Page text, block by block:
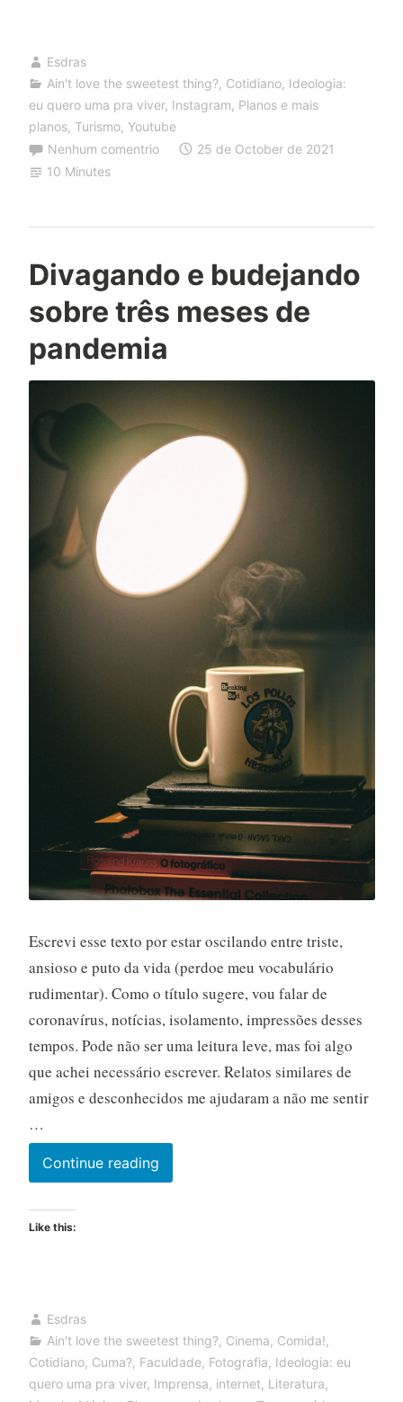
Esdras
Ain't love the sweetest thing?, Cotidiano, Ideologia:
eu quero uma pra viver, Instagram, Planos e mais
planos, Turismo, Youtube
Nenhum comentrio
25 de October de 2021
10 Minutes
Divagando e budejando
sobre três meses de
pandemia
Escrevi esse texto por estar oscilando entre triste,
ansioso e puto da vida (perdoe meu vocabulário
rudimentar). Como o título sugere, vou falar de
coronavírus, notícias, isolamento, impressões desses
tempos. Pode não ser uma leitura leve, mas foi algo
que achei necessário escrever. Relatos similares de
amigos e desconhecidos me ajudaram a não me sentir
…
Continue readingDivagando
e
pandemia
Like this:
Esdras
Ain't love the sweetest thing?, Cinema, Comida!,
Cotidiano, Cuma?, Faculdade, Fotografia, Ideologia: eu
quero uma pra viver, Imprensa, internet, Literatura,